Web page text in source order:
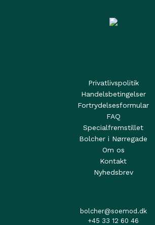
Privatlivspolitik
Handelsbetingelser
Fortrydelsesformular
FAQ
Specialfremstillet
Bolcher i Nørregade
Om os
Kontakt
Nyhedsbrev
bolcher@soemod.dk
+45 33 12 60 46